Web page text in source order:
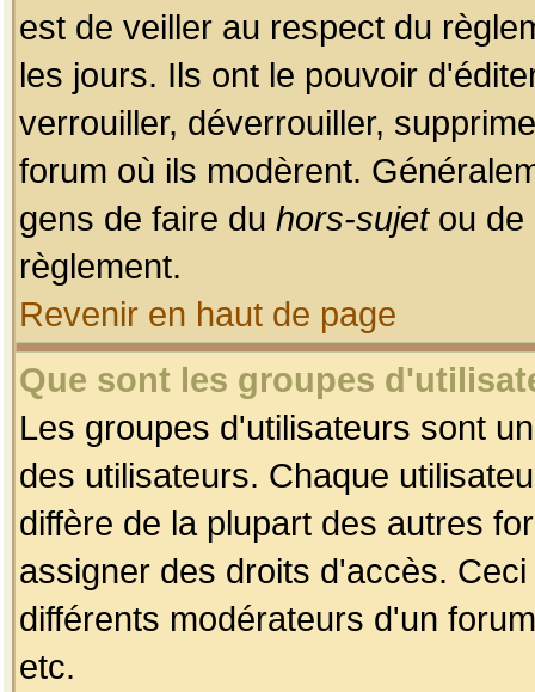
est de veiller au respect du
les jours. Ils ont le pouvoir
verrouiller, déverrouiller,
forum où ils modèrent.
gens de faire du hors-sujetou de
règlement.
Revenir en haut de page
Que sont les groupes
Les groupes d'utilisateurs sont
des utilisateurs. Chaque
diffère de la plupart des autres
assigner des droits d'accès.
différents modérateurs d'un
etc.